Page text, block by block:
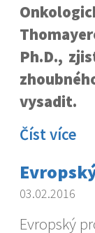
Ph.D.,
vysadit.
Číst více
03.02.2016
Evropský